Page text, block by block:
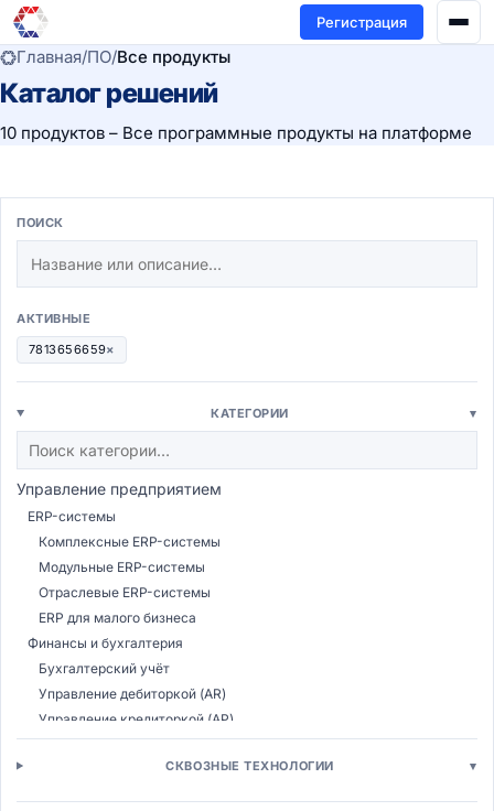
Регистрация
Главная/ПО/Все продукты
Каталог решений
10 продуктов – Все программные продукты на платформе
ПОИСК
АКТИВНЫЕ
7813656659×
КАТЕГОРИИ ▾
Управление предприятием
ERP-системы
Комплексные ERP-системы
Модульные ERP-системы
Отраслевые ERP-системы
ERP для малого бизнеса
Финансы и бухгалтерия
Бухгалтерский учёт
Управление дебиторкой (AR)
Управление кредиторкой (AP)
Казначейство
Бюджетирование (CPM)СКВОЗНЫЕ ТЕХНОЛОГИИ ▾